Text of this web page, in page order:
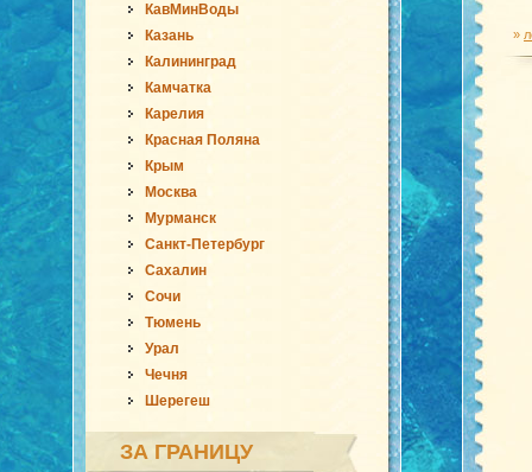
КавМинВоды
Казань
Калининград
Камчатка
Карелия
Красная Поляна
Крым
Москва
Мурманск
Санкт-Петербург
Сахалин
Сочи
Тюмень
Урал
Чечня
Шерегеш
ЗА ГРАНИЦУ
»